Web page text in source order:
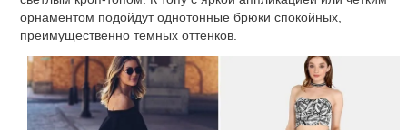
орнаментом подойдут однотонные брюки спокойных,
преимущественно темных оттенков.